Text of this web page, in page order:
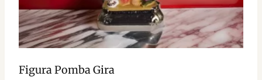
Figura Pomba Gira